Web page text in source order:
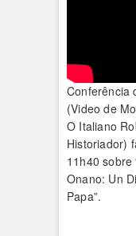
Conferência
(Video de
O Italiano
Historiador)
11h40 sobre
Onano: Un
Papa”.